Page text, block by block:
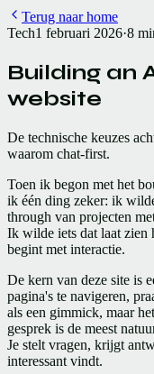
Terug naar home
Tech1 februari 2026·8
Building an
website
De technische keuzes
waarom chat-first.
Toen ik begon met het
ik één ding zeker: ik
through van projecten
Ik wilde iets dat laat
begint met interactie.
De kern van deze site is
pagina's te navigeren,
als een gimmick, maar
gesprek is de meest
Je stelt vragen, krijgt
interessant vindt.